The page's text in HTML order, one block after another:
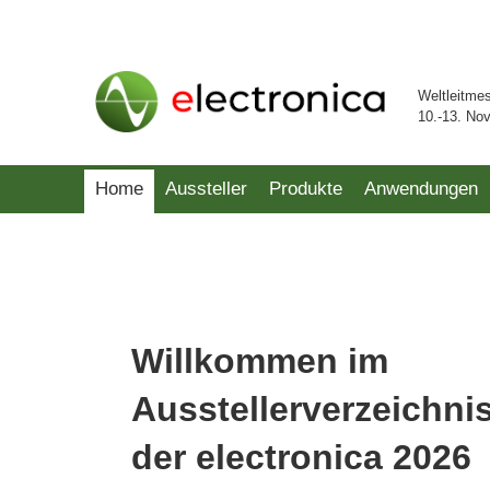
10.-13.
Home Aussteller Produkte Anwendungen
Willkommen im
der electronica 2026